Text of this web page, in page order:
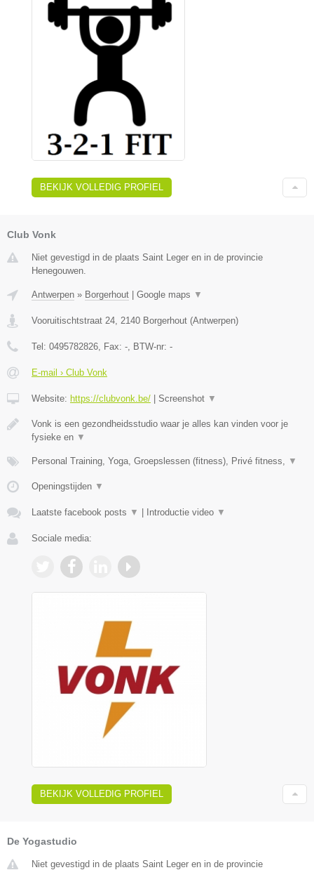
BEKIJK VOLLEDIG PROFIEL
Club Vonk
Niet gevestigd in de plaats Saint Leger en in de provincie
Henegouwen.
Antwerpen » Borgerhout | Google maps ▼
Vooruitischtstraat 24 2140 Borgerhout (Antwerpen)
Tel: 0495782826 , Fax: - , BTW-nr: -
E-mail › Club Vonk
Website: https://clubvonk.be/ | Screenshot ▼
Vonk is een gezondheidsstudio waar je alles kan vinden voor je
fysieke en ▼
Personal Training, Yoga, Groepslessen (fitness), Privé fitness, ▼
Openingstijden ▼
Laatste facebook posts ▼ | Introductie video ▼
Sociale media:
BEKIJK VOLLEDIG PROFIEL
De Yogastudio
Niet gevestigd in de plaats Saint Leger en in de provincie